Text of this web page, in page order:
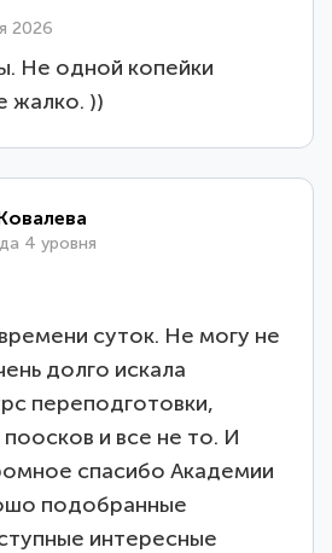
2026
Не одной копейки
жалко. ))
4 уровня
суток. Не могу не
долго искала
переподготовки,
и все не то. И
спасибо Академии
подобранные
интересные